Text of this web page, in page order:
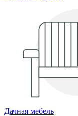
Дачная мебель